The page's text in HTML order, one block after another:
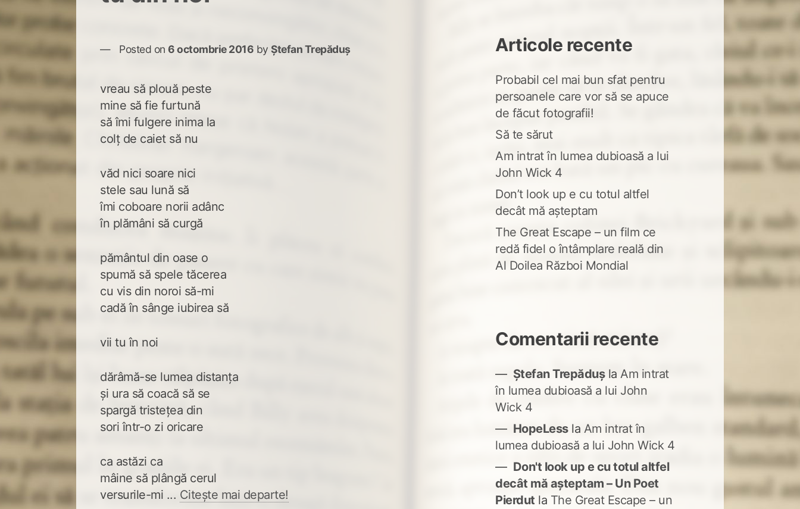
Posted on 6 octombrie 2016 byȘtefan Trepăduș
vreau să plouă peste
mine să fie furtună
să îmi fulgere inima la
colț de caiet să nu
văd nici soare nici
stele sau lună să
îmi coboare norii adânc
în plămâni să curgă
pământul din oase o
spumă să spele tăcerea
cu vis din noroi să-mi
cadă în sânge iubirea să
vii tu în noi
dărâmă-se lumea distanța
și ura să coacă să se
spargă tristețea din
sori într-o zi oricare
ca astăzi ca
mâine să plângă cerul
versurile-mi ... Citește mai departe!
Articole recente
Probabil cel mai bun sfat pentru
persoanele care vor să se apuce
de făcut fotografii!
Să te sărut
Am intrat în lumea dubioasă a lui
John Wick 4
Don’t look up e cu totul altfel
decât mă așteptam
The Great Escape – un film ce
redă fidel o întâmplare reală din
Al Doilea Război Mondial
Comentarii recente
Ștefan Trepădușla Am intrat
în lumea dubioasă a lui John
Wick 4
HopeLessla Am intrat în
lumea dubioasă a lui John Wick 4
Don't look up e cu totul altfel
decât mă așteptam – Un Poet
Pierdut la The Great Escape – un